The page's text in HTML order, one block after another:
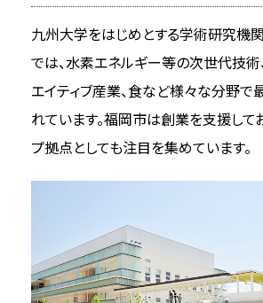
九州大学をはじめとする学術研究機
では、水素エネルギー等の次世代技術
エイティブ産業、食など様々な分野
れています。福岡市は創業を支援して
プ拠点としても注目を集めています。